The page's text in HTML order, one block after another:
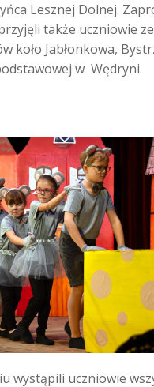
Lesznej Dolnej.
także uczniowie ze
koło Jabłonkowa,
w Wędryni.
wystąpili uczniowie